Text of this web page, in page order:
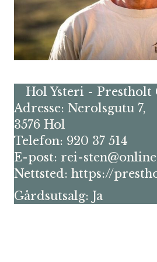
Hol Ysteri - Prestholt
Adresse: Nerolsgutu 7,
3576 Hol
Telefon: 920 37 514
E-post: rei-
Nettsted: https://
Gårdsutsalg: Ja